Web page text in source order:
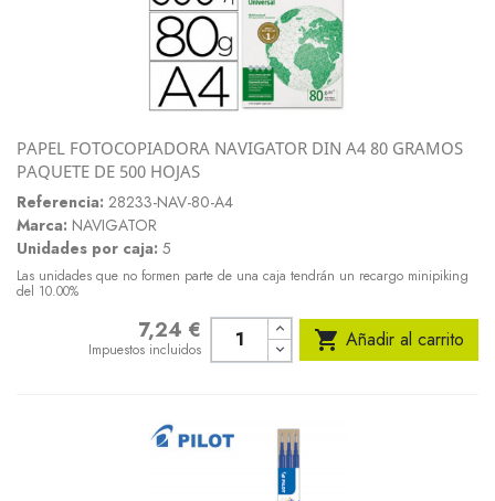
PAPEL FOTOCOPIADORA NAVIGATOR DIN A4 80 GRAMOS
PAQUETE DE 500 HOJAS
Referencia: 28233-NAV-80-A4
Marca: NAVIGATOR
Unidades por caja: 5
Las unidades que no formen parte de una caja tendrán un recargo minipiking
del 10.00%
7,24 €
Impuestos incluidos  Añadir al carrito